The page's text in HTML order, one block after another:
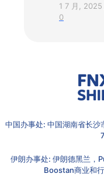
1 7 月, 2025
0
中国办事处: 中国湖南省长
伊朗办事处: 伊朗德黑兰，
Boostan商业和